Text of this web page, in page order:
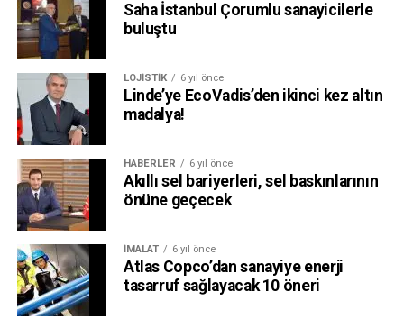
Saha İstanbul Çorumlu sanayicilerle
buluştu
LOJISTIK 6 yıl önce
Linde’ye EcoVadis’den ikinci kez altın
madalya!
HABERLER 6 yıl önce
Akıllı sel bariyerleri, sel baskınlarının
önüne geçecek
İMALAT 6 yıl önce
Atlas Copco’dan sanayiye enerji
tasarruf sağlayacak 10 öneri